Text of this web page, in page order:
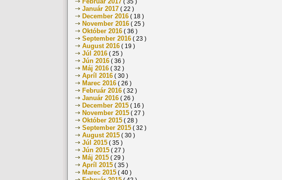
( 35 )
Január 2017 ( 22 )
December 2016 ( 18 )
November 2016 ( 25 )
Október 2016 ( 36 )
September 2016 ( 23 )
August 2016 ( 19 )
Júl 2016 ( 25 )
Jún 2016 ( 36 )
Máj 2016 ( 32 )
Apríl 2016 ( 30 )
Marec 2016 ( 26 )
Február 2016 ( 32 )
Január 2016 ( 26 )
December 2015 ( 16 )
November 2015 ( 27 )
Október 2015 ( 28 )
September 2015 ( 32 )
August 2015 ( 30 )
Júl 2015 ( 35 )
Jún 2015 ( 27 )
Máj 2015 ( 29 )
Apríl 2015 ( 35 )
Marec 2015 ( 40 )